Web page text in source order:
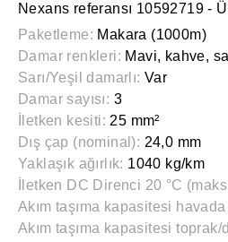
Nexans referansı 10592719 -
Paketleme: Makara (1000m)
Damar renkleri: Mavi, kahve,
Sarı/Yeşil damarlı: Var
Damar sayısı: 3
İletken kesiti: 25 mm²
Dış çap (nominal): 24,0 mm
Yaklaşık ağırlık: 1040 kg/km
İletken DC Direnci 20 °C
Akım taşıma kapasitesi havada
Akım taşıma kapasitesi toprak/